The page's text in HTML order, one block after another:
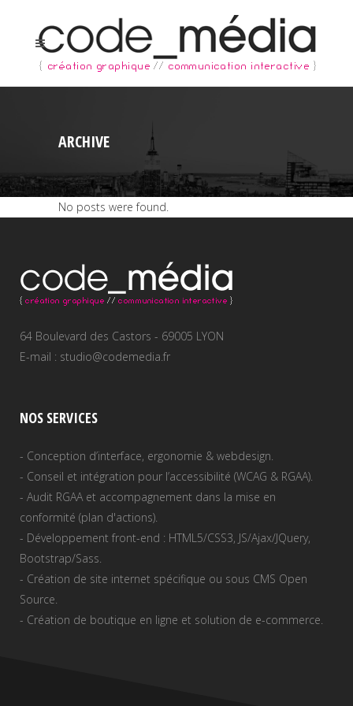
ARCHIVE
No posts were found.
64 Boulevard des Castors - 69005 LYON
E-mail : studio@codemedia.fr
NOS SERVICES
- Conception d’interface, ergonomie & webdesign.
- Conseil et intégration pour l’accessibilité (WCAG & RGAA).
- Audit RGAA et accompagnement dans la mise en
conformité (plan d'actions).
- Développement front-end : HTML5/CSS3, JS/Ajax/JQuery,
Bootstrap/Sass.
- Création de site internet spécifique ou sous CMS Open
Source.
- Création de boutique en ligne et solution de e-commerce.